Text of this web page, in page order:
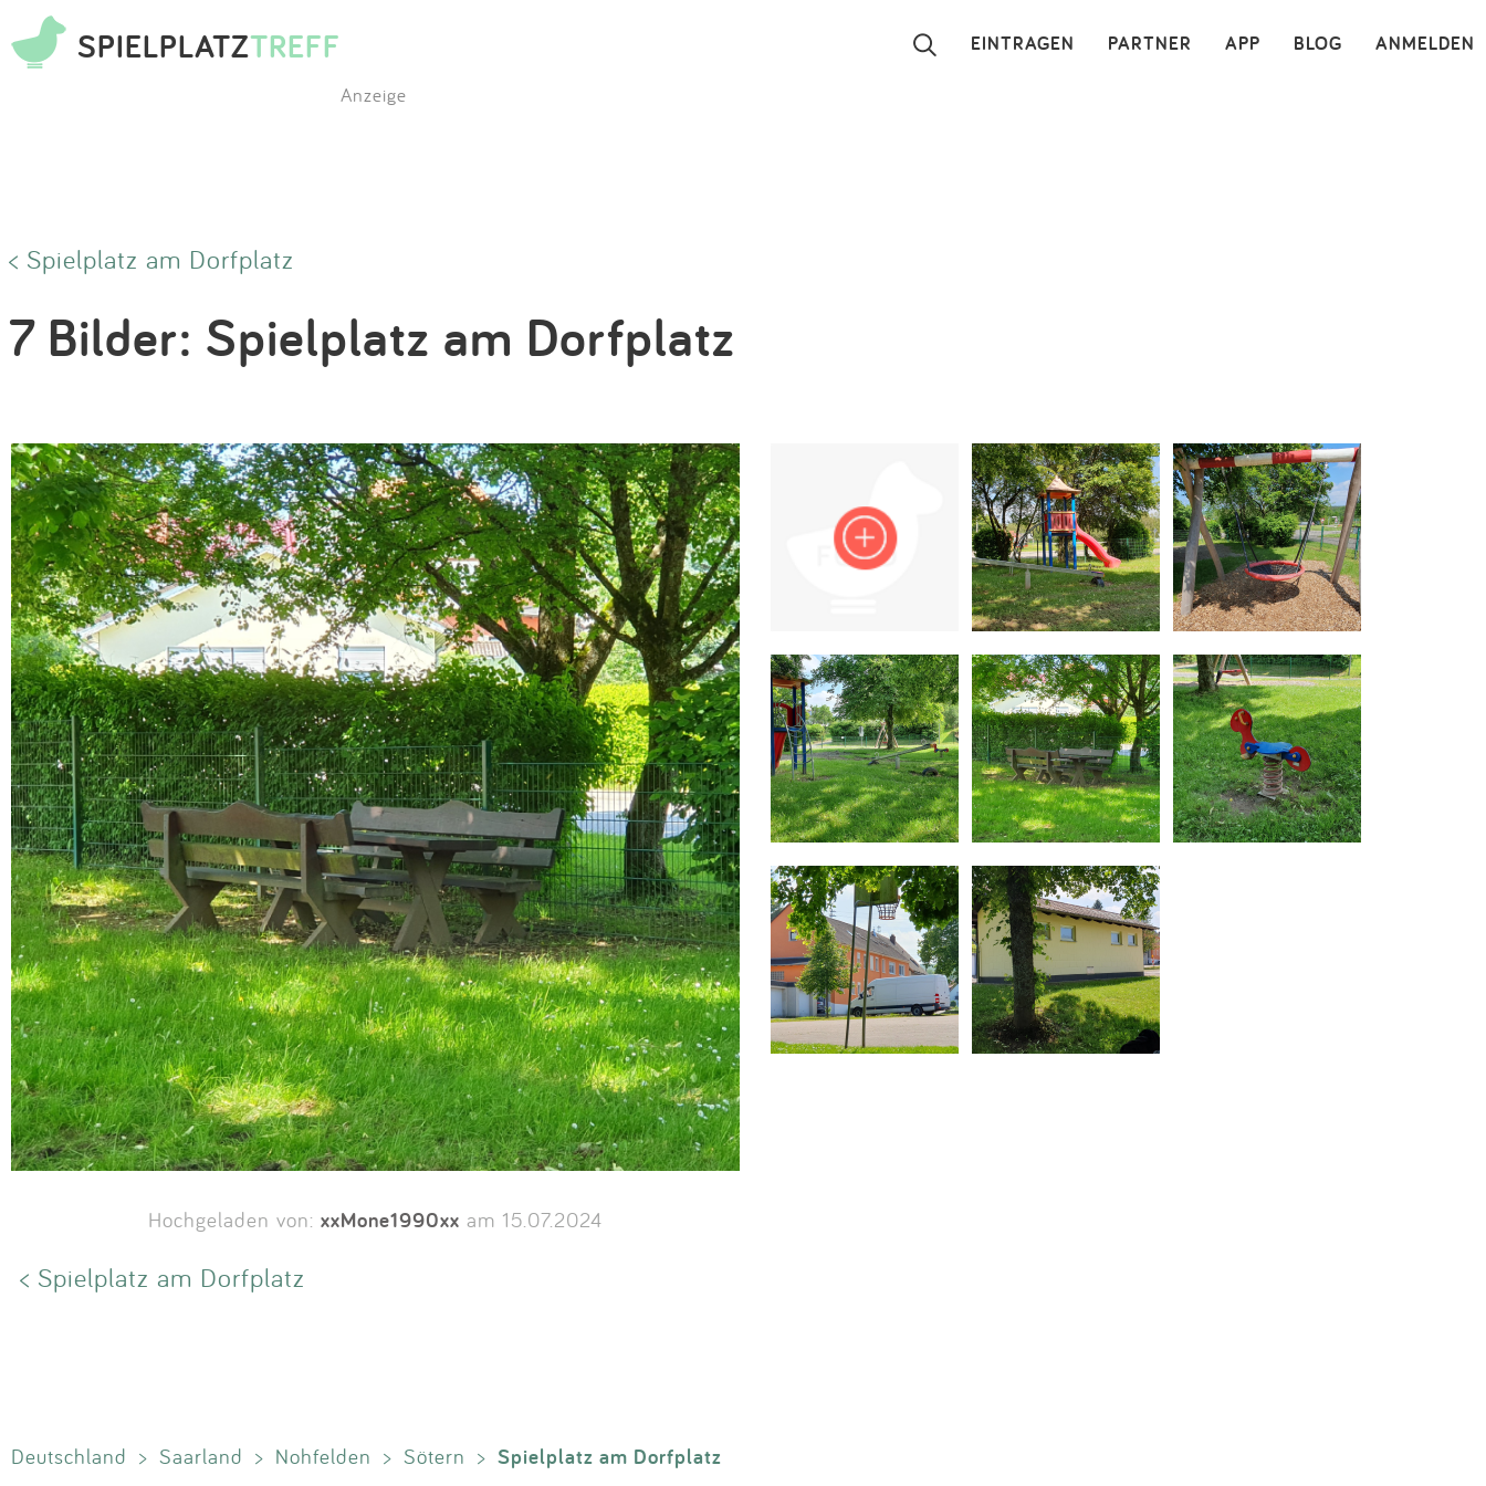
SPIELPLATZTREFF ANMELDEN
BLOG
APP
PARTNER
EINTRAGEN ×
Blog
Kontakt
Impressum
Anmelden
Anzeige
< Spielplatz am Dorfplatz
7 Bilder: Spielplatz am Dorfplatz
Hochgeladen von: xxMone1990xx am 15.07.2024
< Spielplatz am Dorfplatz
Deutschland > Saarland > Nohfelden > Sötern > Spielplatz am Dorfplatz